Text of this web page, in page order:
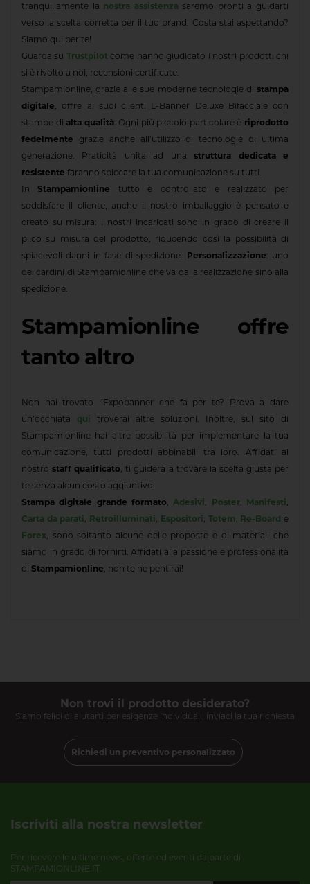
tranquillamente la nostra assistenza saremo pronti a guidarti
verso la scelta corretta per il tuo brand. Costa stai aspettando?
Siamo qui per te!
Guarda su Trustpilotcome hanno giudicato i nostri prodotti chi
si è rivolto a noi, recensioni certificate.
Stampamionline, grazie alle sue moderne tecnologie di stampa
digitale, offre ai suoi clienti L-Banner Deluxe Bifacciale con
stampe dialta qualità. Ogni più piccolo particolare è riprodotto
fedelmente grazie anche all’utilizzo di tecnologie di ultima
generazione. Praticità unita ad unastruttura dedicata e
resistente faranno spiccare la tua comunicazione su tutti.
In Stampamionline tutto è controllato e realizzato per
soddisfare il cliente, anche il nostro imballaggio è pensato e
creato su misura: i nostri incaricati sono in grado di creare il
plico su misura del prodotto, riducendo così la possibilità di
spiacevoli danni in fase di spedizione. Personalizzazione: uno
dei cardini di Stampamionline che va dalla realizzazione sino alla
spedizione.
Stampamionline offre
tanto altro
Non hai trovato l’Expobanner che fa per te? Prova a dare
un’occhiata qui troverai altre soluzioni. Inoltre, sul sito di
Stampamionline hai altre possibilità per implementare la tua
comunicazione, tutti prodotti abbinabili tra loro. Affidati al
nostrostaff qualificato, ti guiderà a trovare la scelta giusta per
te senza alcun costo aggiuntivo.
Stampa digitale grande formato,Adesivi, Poster, Manifesti,
Carta da parati, Retroilluminati, Espositori, Totem, Re-Board e
Forex, sono soltanto alcune delle proposte e di materiali che
siamo in grado di fornirti. Affidati alla passione e professionalità
di Stampamionline, non te ne pentirai!
Non trovi il prodotto desiderato?
Siamo felici di aiutarti per esigenze individuali, inviaci la tua richiesta
Richiedi un preventivo personalizzato
Iscriviti alla nostra newsletter
Per ricevere le ultime news, offerte ed eventi da parte di
STAMPAMIONLINE.IT.